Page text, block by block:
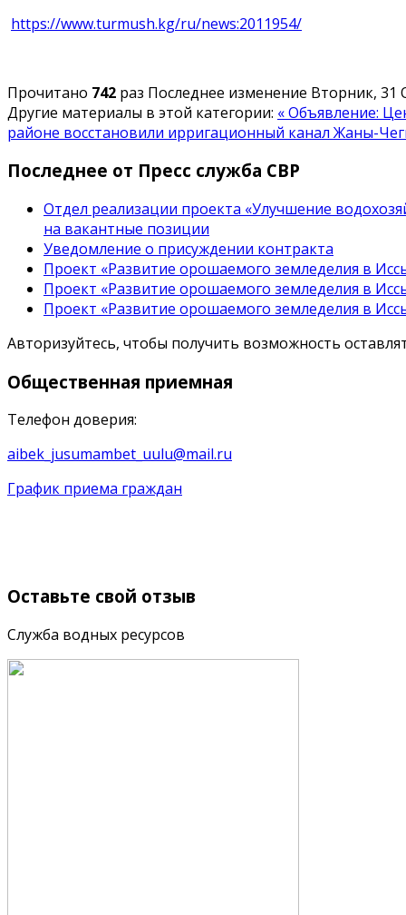
https://www.turmush.kg/ru/news:2011954/
Прочитано 742 раз Последнее изменение Вторник, 31
Другие материалы в этой категории: « Объявление:
районе восстановили ирригационный канал Жаны-
Последнее от Пресс служба СВР
Отдел реализации проекта «Улучшение
на вакантные позиции
Уведомление о присуждении контракта
Проект «Развитие орошаемого земледелия в
Проект «Развитие орошаемого земледелия в
Проект «Развитие орошаемого земледелия в
Авторизуйтесь, чтобы получить возможность
Общественная приемная
Телефон доверия:
aibek_jusumambet_uulu@mail.ru
График приема граждан
Оставьте свой отзыв
Служба водных ресурсов